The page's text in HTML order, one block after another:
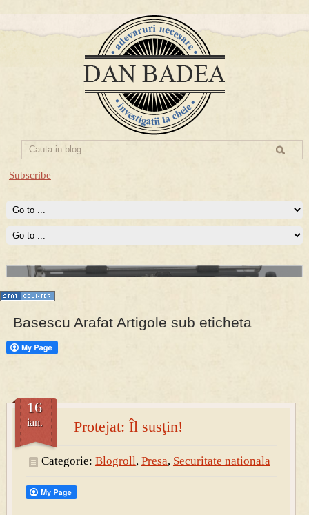
Subscribe
PRESA
Permise pentru vânătoarea de porci în costume, cu gulere albe
Prima mea carte publicata (Nemira)
Averea Presedintelui: prima lucrare despre controversatele
conturi secrete ale Securitatii.
Basescu Arafat Artigole sub eticheta
Protejat: Îl susţin!
16
ian.
Categorie: Blogroll, Presa, Securitate nationala